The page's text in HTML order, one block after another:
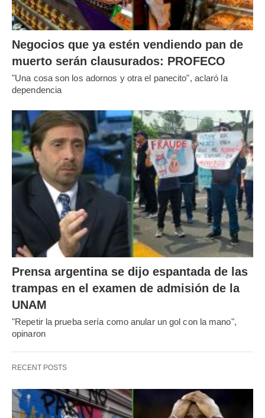
Negocios que ya estén vendiendo pan de
muerto serán clausurados: PROFECO
"Una cosa son los adornos y otra el panecito", aclaró la
dependencia
Prensa argentina se dijo espantada de las
trampas en el examen de admisión de la
UNAM
"Repetir la prueba sería como anular un gol con la mano",
opinaron
RECENT POSTS